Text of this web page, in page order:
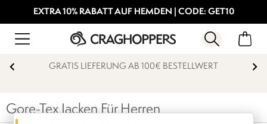
EXTRA 10% RABATT AUF HEMDEN | CODE: GET10
GRATIS LIEFERUNG AB 100€ BESTELLWERT
Gore-Tex Jacken Für Herren